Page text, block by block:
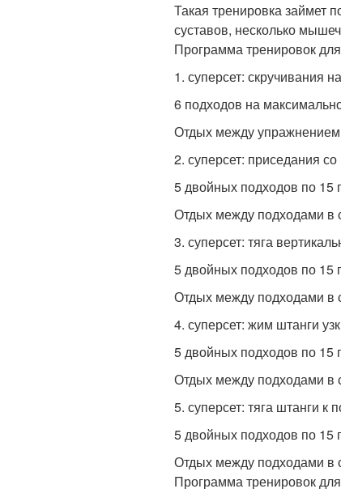
Такая тренировка займет
суставов, несколько
Программа тренировок
1. суперсет: скручивания
6 подходов на
Отдых между упражнением
2. суперсет: приседания
5 двойных подходов по 15
Отдых между подходами в
3. суперсет: тяга
5 двойных подходов по 15
Отдых между подходами в
4. суперсет: жим штанги
5 двойных подходов по 15
Отдых между подходами в
5. суперсет: тяга штанги к
5 двойных подходов по 15
Отдых между подходами в
Программа тренировок